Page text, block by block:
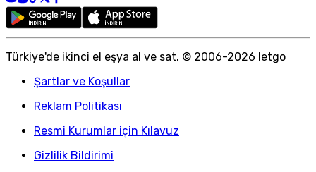
Türkiye'de ikinci el eşya al ve sat. © 2006-2026 letgo
Şartlar ve Koşullar
Reklam Politikası
Resmi Kurumlar için Kılavuz
Gizlilik Bildirimi